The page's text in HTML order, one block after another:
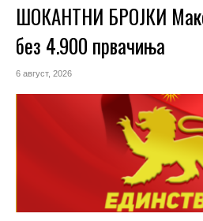
ШОКАНТНИ БРОЈКИ
без 4.900 првачиња
6 август, 2026